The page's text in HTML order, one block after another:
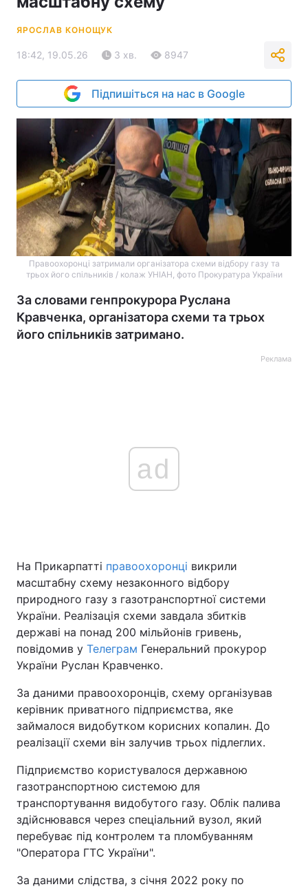
ЯРОСЛАВ КОНОЩУК
18:42, 19.05.26 3 хв. 8947
Підпишіться на нас в Google
Правоохоронці затримали організатора схеми відбору газу та
трьох його спільників / колаж УНІАН, фото Прокуратура України
За словами генпрокурора Руслана
Кравченка, організатора схеми та трьох
його спільників затримано.
Реклама
ad
На Прикарпатті правоохоронці викрили
масштабну схему незаконного відбору
природного газу з газотранспортної системи
України. Реалізація схеми завдала збитків
державі на понад 200 мільйонів гривень,
повідомив у Телеграм Генеральний прокурор
України Руслан Кравченко.
За даними правоохоронців, схему організував
керівник приватного підприємства, яке
займалося видобутком корисних копалин. До
реалізації схеми він залучив трьох підлеглих.
Підприємство користувалося державною
газотранспортною системою для
транспортування видобутого газу. Облік палива
здійснювався через спеціальний вузол, який
перебуває під контролем та пломбуванням
"Оператора ГТС України".
За даними слідства, з січня 2022 року по